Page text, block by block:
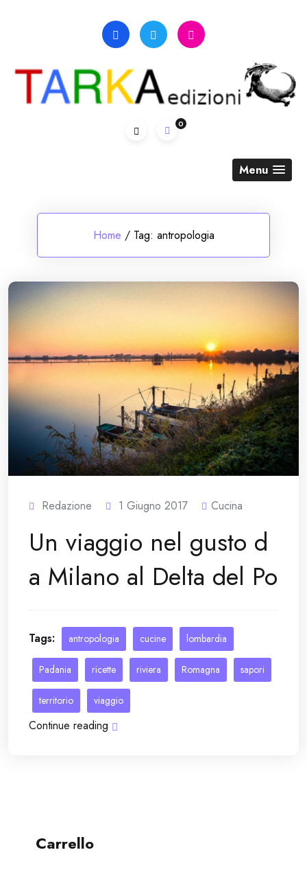
0
Menu
Home / Tag: antropologia
Redazione 1 Giugno 2017 Cucina
Un viaggio nel gusto d
a Milano al Delta del Po
Tags: antropologia cucine lombardia
Padania ricette riviera Romagna sapori
territorio viaggio
Continue reading
Carrello